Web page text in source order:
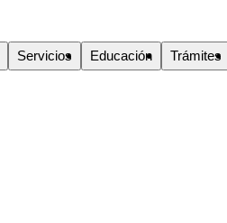
Servicios Educación Trámites